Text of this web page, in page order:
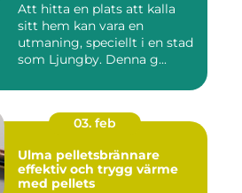
Att hitta en plats att kalla
sitt hem kan vara en
utmaning, speciellt i en stad
som Ljungby. Denna g...
03. feb
Ulma pelletsbrännare
effektiv och trygg värme
med pellets